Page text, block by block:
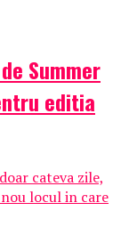
Summer
editia
cateva zile,
locul in care